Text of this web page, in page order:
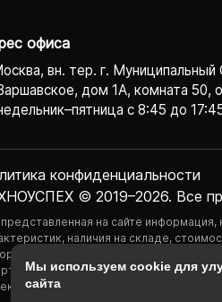
офиса
вн. тер. г. Муниципальный
дом 1А, комната 50,
с 8:45 до
© 2019–2026. Все
конфиденциаль­ности
на сайте
наличия на складе,
характер и ни при каких
определяемой положениями
РФ.
Мы используем cookie для
сайта